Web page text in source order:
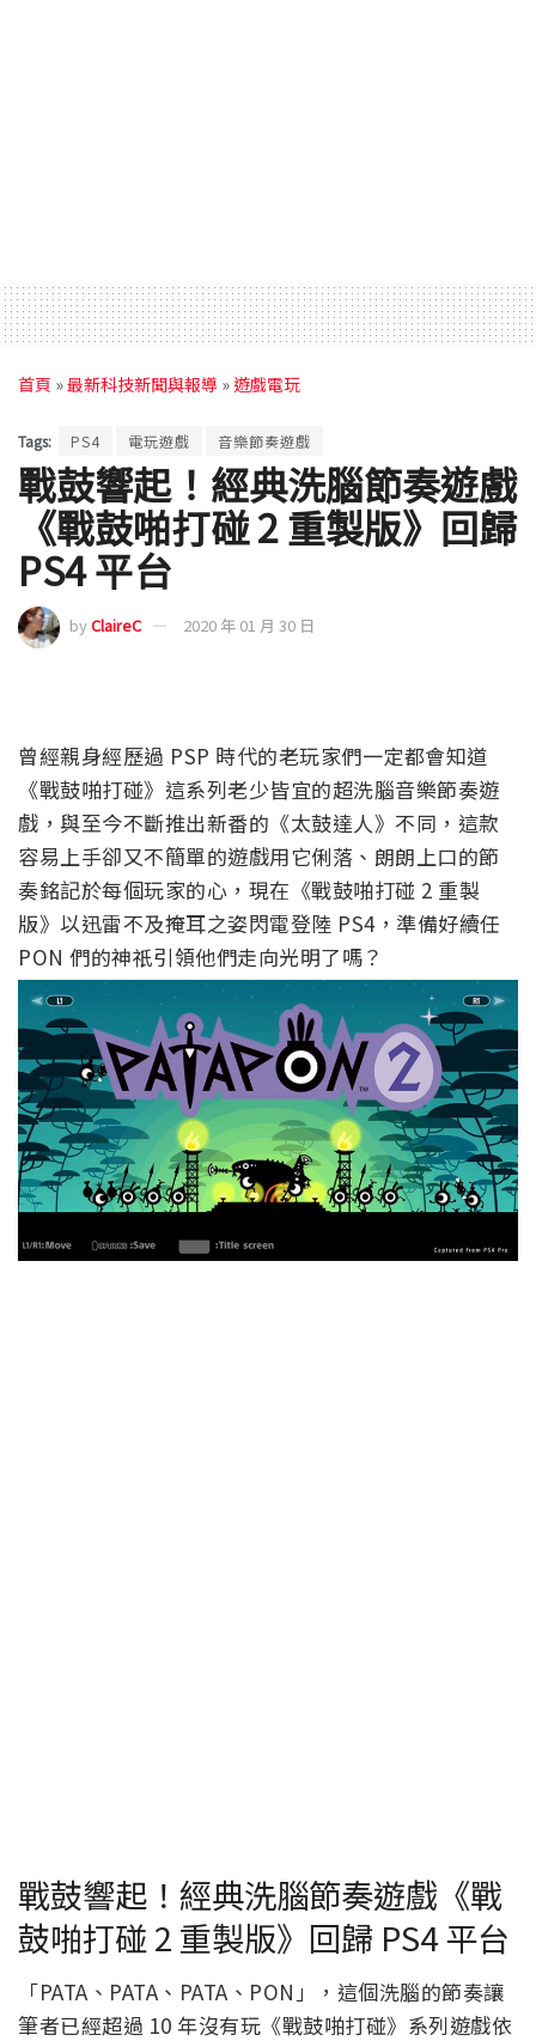
首頁 »最新科技新聞與報導 »遊戲電玩
Tags: PS4 電玩遊戲 音樂節奏遊戲
戰鼓響起！經典洗腦節奏遊戲
《戰鼓啪打碰 2 重製版》回歸
PS4 平台
byClaireC 2020 年 01 月 30 日
曾經親身經歷過 PSP 時代的老玩家們一定都會知道
《戰鼓啪打碰》這系列老少皆宜的超洗腦音樂節奏遊
戲，與至今不斷推出新番的《太鼓達人》不同，這款
容易上手卻又不簡單的遊戲用它俐落、朗朗上口的節
奏銘記於每個玩家的心，現在《戰鼓啪打碰 2 重製
版》以迅雷不及掩耳之姿閃電登陸 PS4，準備好續任
PON 們的神祇引領他們走向光明了嗎？
戰鼓響起！經典洗腦節奏遊戲《戰
鼓啪打碰 2 重製版》回歸 PS4 平台
「PATA、PATA、PATA、PON」，這個洗腦的節奏讓
筆者已經超過 10 年沒有玩《戰鼓啪打碰》系列遊戲依